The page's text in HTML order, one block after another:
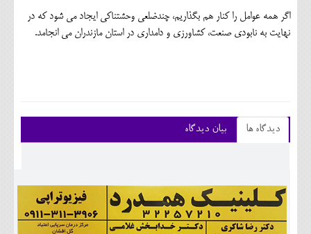
اگر همه عوامل را کنار هم بگذاریم، چندضلعی وحشتناکی ایجاد می شود که در
نهایت به نابودی صنعت، کشاورزی و دامداری در استان مازندران می انجامد.
دیدگاه ها بیان دیدگاه